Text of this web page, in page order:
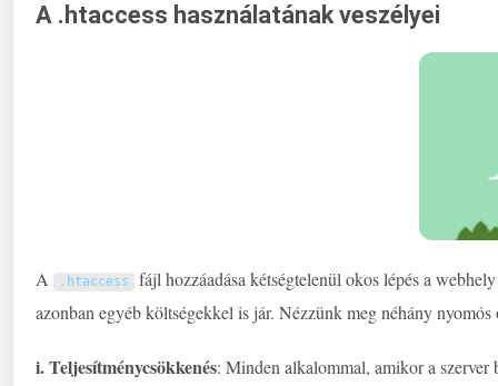
A .htaccess használatának veszélyei
A . htaccess fájl hozzáadása kétségtelenül okos lépés a
azonban egyéb költségekkel is jár. Nézzünk meg néhány
i. Teljesítménycsökkenés: Minden alkalommal, amikor a